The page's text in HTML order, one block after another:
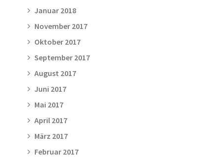
Januar 2018
November 2017
Oktober 2017
September 2017
August 2017
Juni 2017
Mai 2017
April 2017
März 2017
Februar 2017